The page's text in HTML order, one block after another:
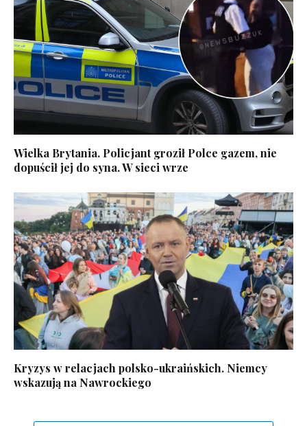
Wielka Brytania. Policjant groził Polce gazem, nie
dopuścił jej do syna. W sieci wrze
Kryzys w relacjach polsko-ukraińskich. Niemcy
wskazują na Nawrockiego